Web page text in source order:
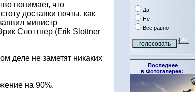
Да
Нет
Все равно
Последнее
в Фотогалерее:
понимает, что
доставки почты, как
министр
Слоттнер (Erik Slottner
деле не заметят никаких
на 90%.